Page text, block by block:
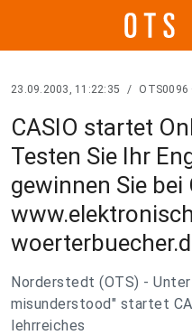
23.09.2003, 11:22:35 / OTS0096
CASIO startet
Testen Sie Ihr
gewinnen Sie bei
Norderstedt (OTS) -
misunderstood" startet
lehrreiches